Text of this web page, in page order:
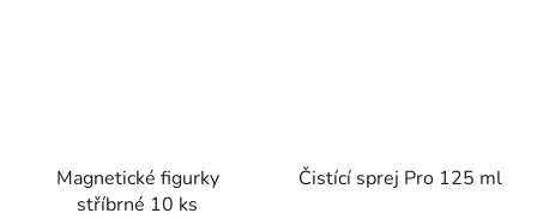
Magnetické figurky
stříbrné 10 ks
Čistící sprej Pro 125 ml